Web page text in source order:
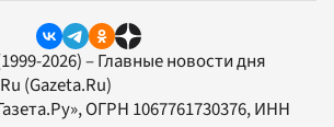
2026) – Главные новости дня
(Gazeta.Ru)
, ОГРН 1067761730376, ИНН